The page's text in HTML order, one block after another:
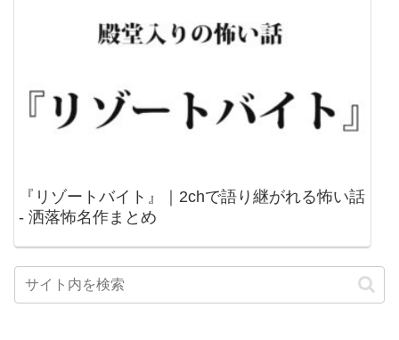
『リゾートバイト』｜2chで語り継がれる怖い話
- 洒落怖名作まとめ